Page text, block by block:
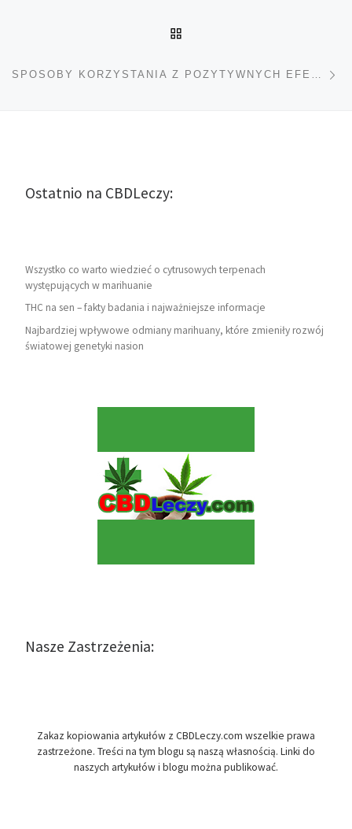
SPOSOBY KORZYSTANIA Z POZYTYWNYCH EFEKTÓW MARIHUANY
Ostatnio na CBDLeczy:
Wszystko co warto wiedzieć o cytrusowych terpenach
występujących w marihuanie
THC na sen – fakty badania i najważniejsze informacje
Najbardziej wpływowe odmiany marihuany, które zmieniły rozwój
światowej genetyki nasion
Nasze Zastrzeżenia:
Zakaz kopiowania artykułów z CBDLeczy.com wszelkie prawa
zastrzeżone. Treści na tym blogu są naszą własnością. Linki do
naszych artykułów i blogu można publikować.